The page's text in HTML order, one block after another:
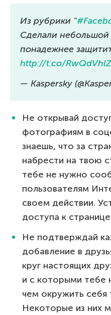
Из рубрики "
Сделали небольшой
понадежнее
http://t.co/
— Kaspersky
Не открывай
фотографиям в
знаешь, что за
набрести на твою
тебе не нужно
пользователям
своем действии.
доступа к
Не подтверждай
добавление в
круг настоящих
и с которыми тебе
чем окружить себя
Некоторые из них